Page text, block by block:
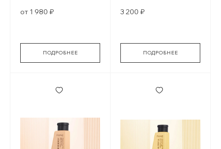
масел для
от 1 980 ₽
ПОДРОБНЕЕ
3 200 ₽
ПОДРОБНЕЕ